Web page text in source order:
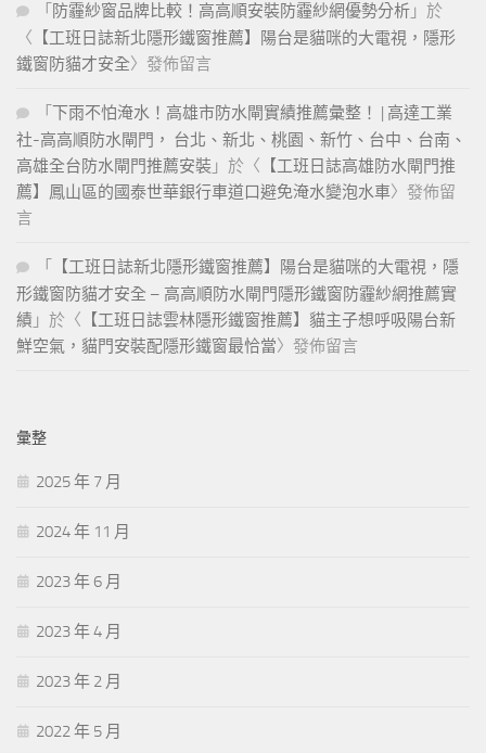
「 防霾紗窗品牌比較！高高順安裝防霾紗網優勢分析 」於
〈 【工班日誌新北隱形鐵窗推薦】陽台是貓咪的大電視，隱形
鐵窗防貓才安全〉發佈留言
「 下雨不怕淹水！高雄市防水閘實績推薦彙整！ | 高達工業
社-高高順防水閘門， 台北、新北、桃園、新竹、台中、台南、
高雄全台防水閘門推薦安裝 」於〈 【工班日誌高雄防水閘門推
薦】鳳山區的國泰世華銀行車道口避免淹水變泡水車〉發佈留
言
「
【工班日誌新北隱形鐵窗推薦】陽台是貓咪的大電視，隱
形鐵窗防貓才安全 – 高高順防水閘門隱形鐵窗防霾紗網推薦實
績 」於〈 【工班日誌雲林隱形鐵窗推薦】貓主子想呼吸陽台新
鮮空氣，貓門安裝配隱形鐵窗最恰當〉發佈留言
彙整
2025 年 7 月
2024 年 11 月
2023 年 6 月
2023 年 4 月
2023 年 2 月
2022 年 5 月